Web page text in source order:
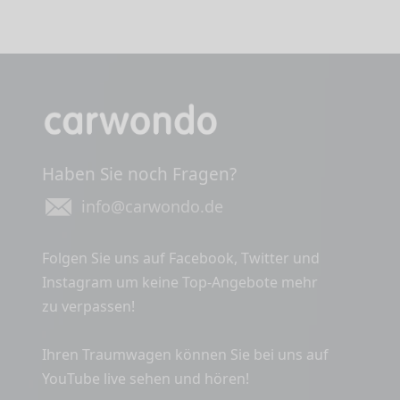
Haben Sie noch Fragen?
info@carwondo.de
Folgen Sie uns auf Facebook, Twitter und
Instagram um keine Top-Angebote mehr
zu verpassen!
Ihren Traumwagen können Sie bei uns auf
YouTube live sehen und hören!